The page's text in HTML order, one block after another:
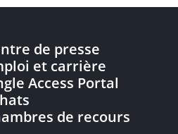
de presse
et carrière
Access Portal
de recours